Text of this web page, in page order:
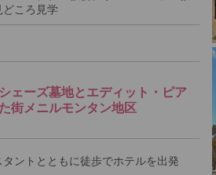
ころ見学
ェーズ墓地とエディット・ピア
街メニルモンタン地区
ントとともに徒歩でホテルを出発